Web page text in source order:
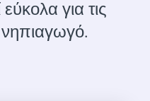
για τις
νηπιαγωγό.